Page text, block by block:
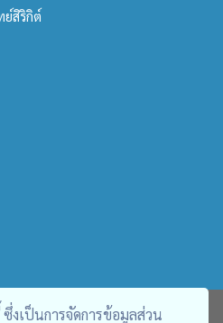
ซึ่งเป็นการจัดการข้อมูลส่วน
สิริกิต์